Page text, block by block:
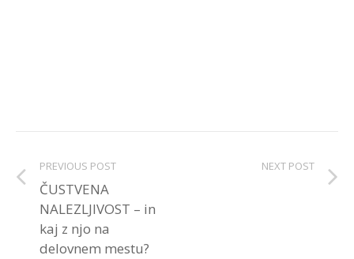
PREVIOUS POST
ČUSTVENA
NALEZLJIVOST – in
kaj z njo na
delovnem mestu?
NEXT POST